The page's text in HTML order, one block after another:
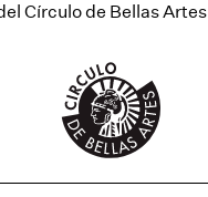
Círculo de Bellas Artes